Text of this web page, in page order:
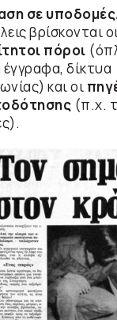
σε
βρίσκονται
πόροι
δίκτυα
και οι
(π.χ.